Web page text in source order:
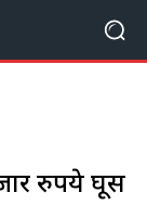
रुपये घूस